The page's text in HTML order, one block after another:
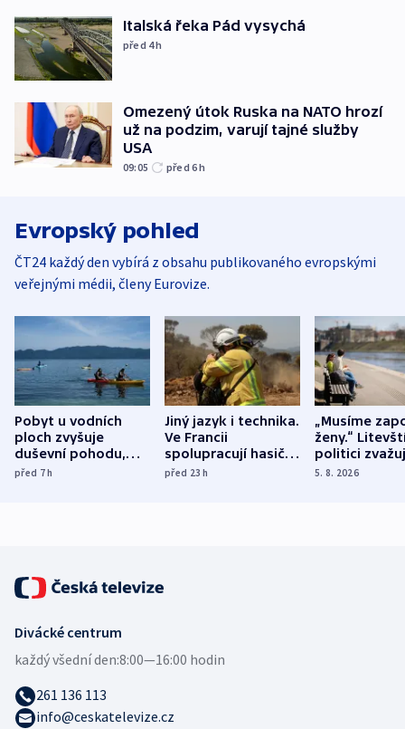
Italská řeka Pád vysychá
před 4h
Omezený útok Ruska na NATO hrozí
už na podzim, varují tajné služby
USA
09:05 před 6h
Evropský pohled
ČT24 každý den vybírá z obsahu publikovaného evropskými
veřejnými médii, členy Eurovize.
Pobyt u vodních
ploch zvyšuje
duševní pohodu,
ukázala
před 7h
Jiný jazyk i technika.
Ve Francii
spolupracují hasiči z
různých zemí
před 23h
„Musíme
ženy.“
politici
dohodu o
5. 8. 2026
Divácké centrum
každý všední den:8:00—16:00 hodin
261 136 113
info@ceskatelevize.cz